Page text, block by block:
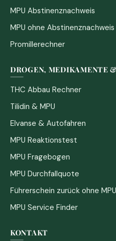
MPU Abstinenznachweis
MPU ohne Abstinenznachweis
Promillerechner
DROGEN, MEDIKAMENTE
THC Abbau Rechner
Tilidin & MPU
Elvanse & Autofahren
MPU Reaktionstest
MPU Fragebogen
MPU Durchfallquote
Führerschein zurück ohne MPU
MPU Service Finder
KONTAKT